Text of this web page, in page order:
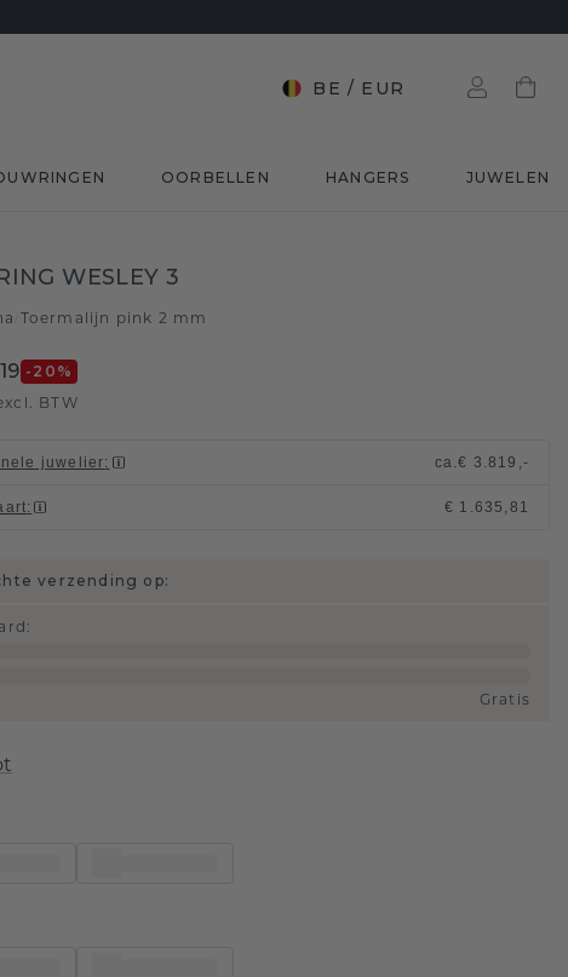
BE / EUR
OORBELLEN HANGERS JUWELEN
WESLEY 3
Toermalijn pink 2 mm
-20 %
BTW
juwelier: ca.€ 3.819,-
: € 1.635,81
verzending op:
:
Gratis